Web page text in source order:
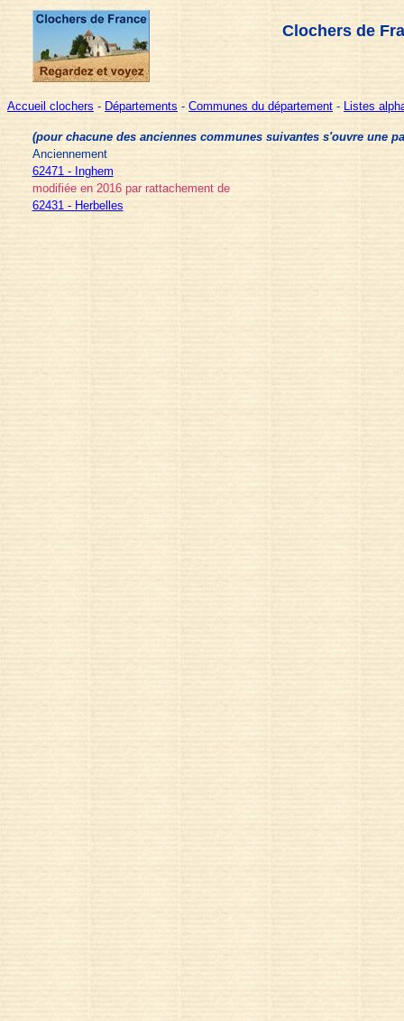
Clochers de
Accueil clochers - Départements - Communes du département - Listes
(pour chacune des anciennes communes suivantes s'ouvre une
Anciennement
62471 - Inghem
modifiée en 2016 par rattachement de
62431 - Herbelles